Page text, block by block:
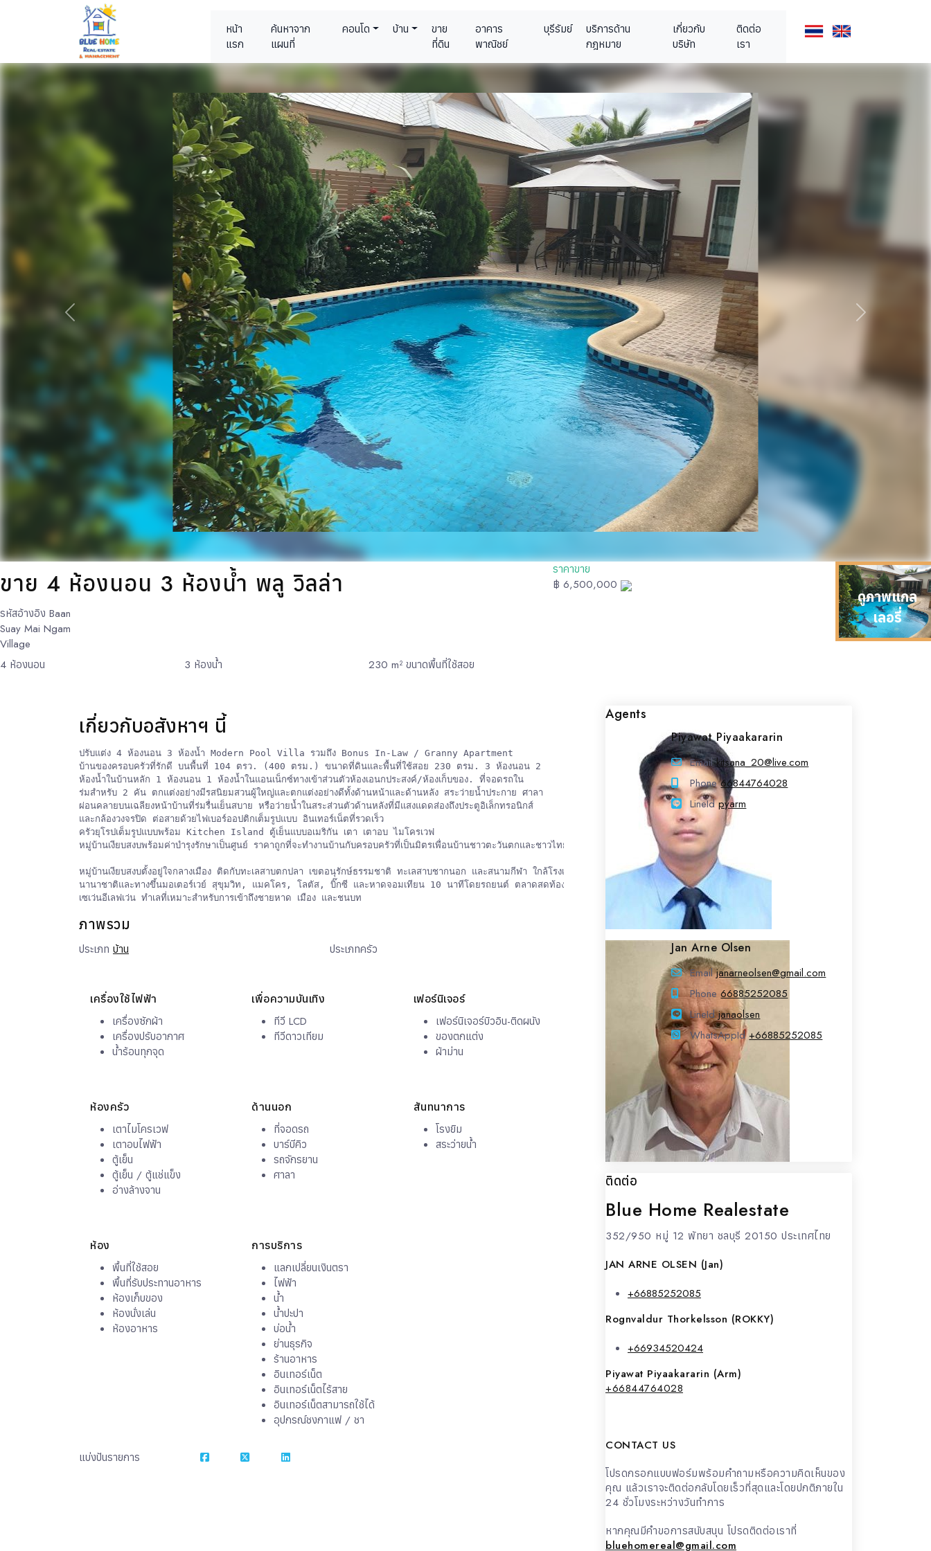
หน้า
แรก
ค้นหาจาก
แผนที่
คอนโด บ้าน
ขาย
ที่ดิน
อาคาร
พาณิชย์
บุรีรัมย์
บริการด้าน
กฎหมาย
เกี่ยวกับ
บริษัท
ติดต่อ
เรา
ก่อนหน้า ถัดไป
ขาย 4 ห้องนอน 3 ห้องน้ำ พลู วิลล่า
รหัสอ้างอิง Baan
Suay Mai Ngam
Village
4 ห้องนอน 3 ห้องน้ำ 230 m² ขนาดพื้นที่ใช้สอย
ราคาขาย
฿ 6,500,000
ดูภาพแกล
เลอรี่
เกี่ยวกับอสังหาฯ นี้
ปรับแต่ง 4 ห้องนอน 3 ห้องน้ำ Modern Pool Villa รวมถึง Bonus In-Law / Granny Apartment
บ้านของครอบครัวที่รักดี บนพื้นที่ 104 ตรว. (400 ตรม.) ขนาดที่ดินและพื้นที่ใช้สอย 230 ตรม. 3 ห้องนอน 2
ห้องน้ำในบ้านหลัก 1 ห้องนอน 1 ห้องน้ำในแอนเน็กซ์ทางเข้าส่วนตัวห้องเอนกประสงค์/ห้องเก็บของ. ที่จอดรถใน
ร่มสำหรับ 2 คัน ตกแต่งอย่างมีรสนิยมสวนผู้ใหญ่และตกแต่งอย่างดีทั้งด้านหน้าและด้านหลัง สระว่ายน้ำประกาย ศาลา
ผ่อนคลายบนเฉลียงหน้าบ้านที่ร่มรื่นเย็นสบาย หรือว่ายน้ำในสระส่วนตัวด้านหลังที่มีแสงแดดส่องถึงประตูอิเล็กทรอนิกส์
และกล้องวงจรปิด ต่อสายด้วยไฟเบอร์ออปติกเต็มรูปแบบ อินเทอร์เน็ตที่รวดเร็ว
ครัวยุโรปเต็มรูปแบบพร้อม Kitchen Island ตู้เย็นแบบอเมริกัน เตา เตาอบ ไมโครเวฟ
หมู่บ้านเงียบสงบพร้อมค่าบำรุงรักษาเป็นศูนย์ ราคาถูกที่จะทำงานบ้านกับครอบครัวที่เป็นมิตรเพื่อนบ้านชาวตะวันตกและชาวไทย
หมู่บ้านเงียบสงบตั้งอยู่ใจกลางเมือง ติดกับทะเลสาบตกปลา เขตอนุรักษ์ธรรมชาติ ทะเลสาบชากนอก และสนามกีฬา ใกล้โรงเรียน
นานาชาติและทางขึ้นมอเตอร์เวย์ สุขุมวิท, แมคโคร, โลตัส, บิ๊กซี และหาดจอมเทียน 10 นาทีโดยรถยนต์ ตลาดสดท้องถิ่นและ
เซเว่นอีเลฟเว่น ทำเลที่เหมาะสำหรับการเข้าถึงชายหาด เมือง และชนบท
ภาพรวม
ประเภท บ้าน ประเภทครัว
เครื่องใช้ไฟฟ้า
เครื่องซักผ้า
เครื่องปรับอากาศ
น้ำร้อนทุกจุด
เพื่อความบันเทิง
ทีวี LCD
ทีวีดาวเทียม
เฟอร์นิเจอร์
เฟอร์นิเจอร์บิวอิน-ติดผนัง
ของตกแต่ง
ผ้าม่าน
ห้องครัว
เตาไมโครเวฟ
เตาอบไฟฟ้า
ตู้เย็น
ตู้เย็น / ตู้แช่แข็ง
อ่างล้างจาน
ด้านนอก
ที่จอดรถ
บาร์บีคิว
รถจักรยาน
ศาลา
สันทนาการ
โรงยิม
สระว่ายน้ำ
ห้อง
พื้นที่ใช้สอย
พื้นที่รับประทานอาหาร
ห้องเก็บของ
ห้องนั่งเล่น
ห้องอาหาร
การบริการ
แลกเปลี่ยนเงินตรา
ไฟฟ้า
น้ำ
น้ำปะปา
บ่อน้ำ
ย่านธุรกิจ
ร้านอาหาร
อินเทอร์เน็ต
อินเทอร์เน็ตไร้สาย
อินเทอร์เน็ตสามารถใช้ได้
อุปกรณ์ชงกาแฟ / ชา
แบ่งปันรายการ
Agents
Piyawat Piyaakararin
Email kitsana_20@live.com
Phone 66844764028
LineId
LineId pyarm
Jan Arne Olsen
Email janarneolsen@gmail.com
Phone 66885252085
LineId
LineId janaolsen
WhatsAppId
WhatsAppId +66885252085
ติดต่อ
Blue Home Realestate
352/950 หมู่ 12 พัทยา ชลบุรี 20150 ประเทศไทย
JAN ARNE OLSEN (Jan)
+66885252085
Rognvaldur Thorkelsson (ROKKY)
+66934520424
Piyawat Piyaakararin (Arm)
+66844764028
CONTACT US
โปรดกรอกแบบฟอร์มพร้อมคำถามหรือความคิดเห็นของ
คุณ แล้วเราจะติดต่อกลับโดยเร็วที่สุดและโดยปกติภายใน
24 ชั่วโมงระหว่างวันทำการ
หากคุณมีคำขอการสนับสนุน โปรดติดต่อเราที่
bluehomereal@gmail.com